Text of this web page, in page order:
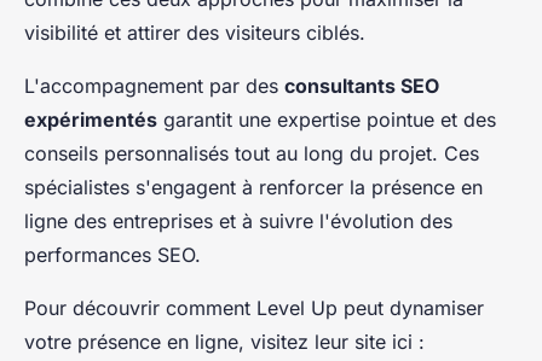
visibilité et attirer des visiteurs ciblés.
L'accompagnement par des consultants SEO
expérimentés garantit une expertise pointue et des
conseils personnalisés tout au long du projet. Ces
spécialistes s'engagent à renforcer la présence en
ligne des entreprises et à suivre l'évolution des
performances SEO.
Pour découvrir comment Level Up peut dynamiser
votre présence en ligne, visitez leur site ici :